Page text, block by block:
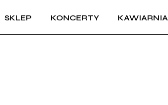
SKLEP KONCERTY KAWIARNIA